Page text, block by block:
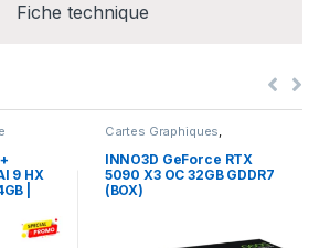
Fiche technique
9 HX
|
Cartes Graphiques,
INNO3D GeForce RTX
5090 X3 OC 32GB GDDR7
(BOX)